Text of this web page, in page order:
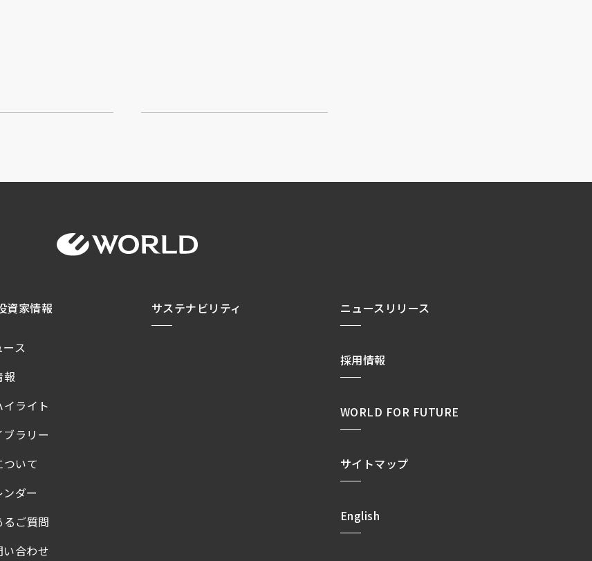
資家情報
ス
報
ライト
ブラリー
いて
ダー
るご質問
い合わせ
サステナビリティ ニュースリリース
採用情報
WORLD FOR FUTURE
サイトマップ
English